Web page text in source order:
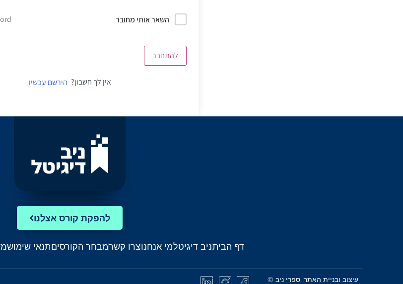
השאר אותי מחובר
להתחבר
אין לך חשבון? הירשם עכשיו
להפקת קורס אצלנו
דף הביתניב דיגיטלמי אנחנוצרו קשרמבחר הקורסיםתנאי שימוש
עיצוב ובניית האתר: ספרי ניב ©